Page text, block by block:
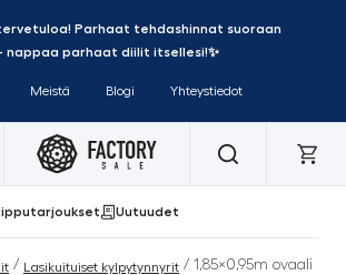
Parhaat tehdashinnat suoraan
nappaa parhaat diilit itsellesi!✨
Meistä Blogi Yhteystiedot
Uutuudet
/ Lasikuituiset kylpytynnyrit / 1,85×0,95m ovaali